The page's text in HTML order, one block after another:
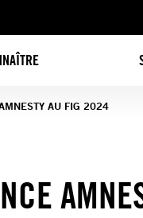
AU FIG 2024